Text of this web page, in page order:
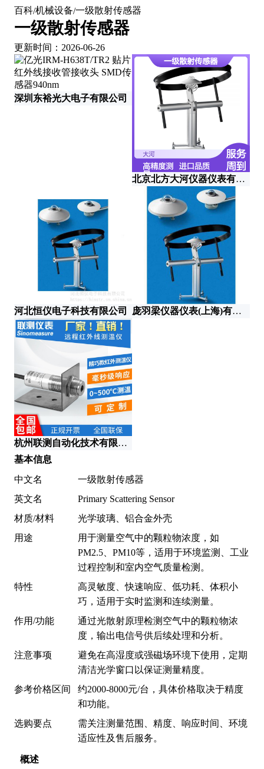
百科/机械设备/一级散射传感器
一级散射传感器
更新时间：2026-06-26
深圳东裕光大电子有限公司
北京北方大河仪器仪表有限公司
河北恒仪电子科技有限公司 庞羽梁仪器仪表(上海)有限公司
杭州联测自动化技术有限公司
概述
基本信息
中文名
一级散射传感器
英文名
Primary Scattering Sensor
材质/材料
光学玻璃、铝合金外壳
用途
用于测量空气中的颗粒物浓度，如
PM2.5、PM10等，适用于环境监测、工业
过程控制和室内空气质量检测。
特性
高灵敏度、快速响应、低功耗、体积小
巧，适用于实时监测和连续测量。
作用/功能
通过光散射原理检测空气中的颗粒物浓
度，输出电信号供后续处理和分析。
注意事项
避免在高湿度或强磁场环境下使用，定期
清洁光学窗口以保证测量精度。
参考价格区间
约2000-8000元/台，具体价格取决于精度
和功能。
选购要点
需关注测量范围、精度、响应时间、环境
适应性及售后服务。